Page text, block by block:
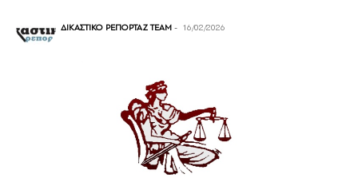
ΔΙΚΑΣΤΙΚΟ ΡΕΠΟΡΤΑΖ TEAM - 16/02/2026